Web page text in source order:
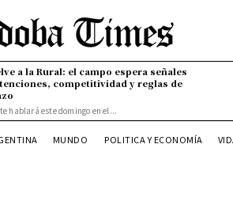
a la Rural: el campo espera señales
competitividad y reglas de
hablará este domingo en el...
MUNDO POLITICA Y ECONOMÍA